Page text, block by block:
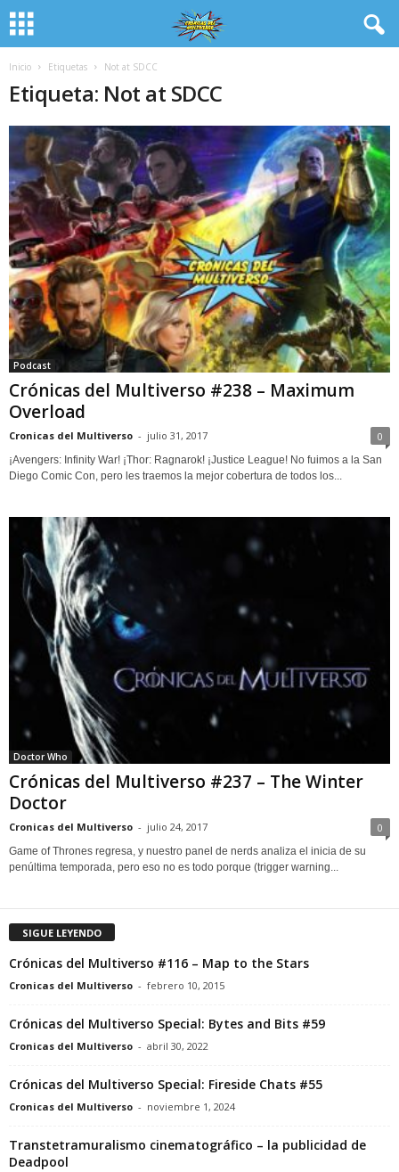
Inicio Etiquetas Not at SDCC
Etiqueta: Not at SDCC
Podcast
Crónicas del Multiverso #238 – Maximum
Overload
Cronicas del Multiverso - julio 31, 2017 0
¡Avengers: Infinity War! ¡Thor: Ragnarok! ¡Justice League! No fuimos a la San
Diego Comic Con, pero les traemos la mejor cobertura de todos los...
Doctor Who
Crónicas del Multiverso #237 – The Winter
Doctor
Cronicas del Multiverso - julio 24, 2017 0
Game of Thrones regresa, y nuestro panel de nerds analiza el inicia de su
penúltima temporada, pero eso no es todo porque (trigger warning...
SIGUE LEYENDO
Crónicas del Multiverso #116 – Map to the Stars
Cronicas del Multiverso - febrero 10, 2015
Crónicas del Multiverso Special: Bytes and Bits #59
Cronicas del Multiverso - abril 30, 2022
Crónicas del Multiverso Special: Fireside Chats #55
Cronicas del Multiverso - noviembre 1, 2024
Transtetramuralismo cinematográfico – la publicidad de
Deadpool